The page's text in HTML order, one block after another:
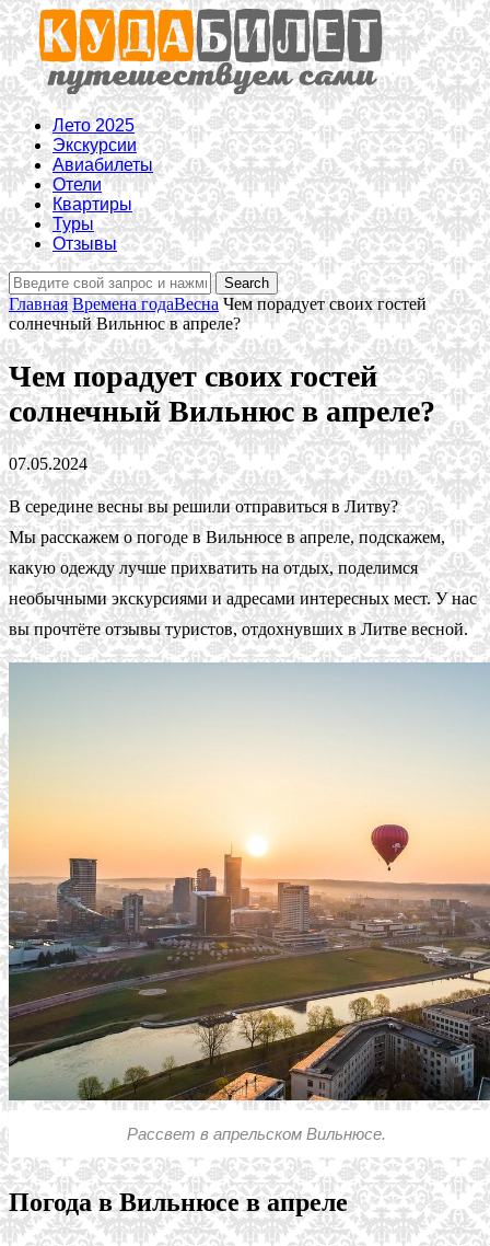
Лето 2025
Экскурсии
Авиабилеты
Отели
Квартиры
Туры
Отзывы
Главная Времена годаВесна Чем порадует своих гостей
солнечный Вильнюс в апреле?
Чем порадует своих гостей
солнечный Вильнюс в апреле?
07.05.2024
В середине весны вы решили отправиться в Литву?
Мы расскажем о погоде в Вильнюсе в апреле, подскажем,
какую одежду лучше прихватить на отдых, поделимся
необычными экскурсиями и адресами интересных мест. У нас
вы прочтёте отзывы туристов, отдохнувших в Литве весной.
Рассвет в апрельском Вильнюсе.
Погода в Вильнюсе в апреле